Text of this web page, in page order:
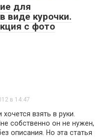
для
виде курочки.
с фото
в 14:47
взять в руки.
собственно он не нужен,
описания. Но эта статья